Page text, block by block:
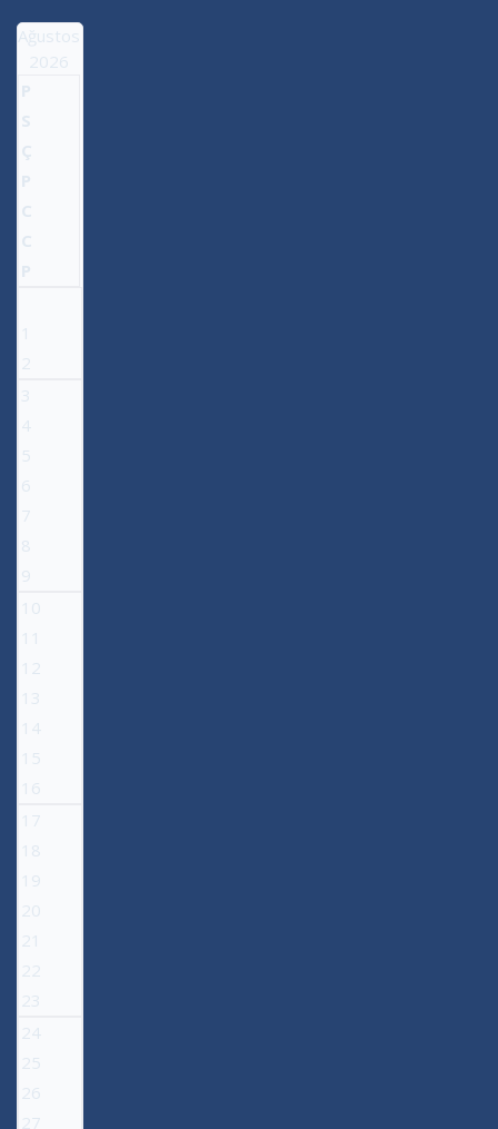
Ağustos
2026
P
S
Ç
P
C
C
P
1
2
3
4
5
6
7
8
9
10
11
12
13
14
15
16
17
18
19
20
21
22
23
24
25
26
27